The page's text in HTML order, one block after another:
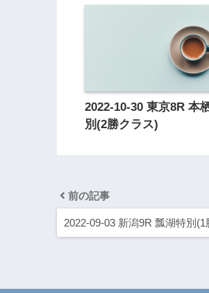
2022-10-30 東京8R 本
別(2勝クラス)
前の記事
2022-09-03 新潟9R 瓢湖特別(1